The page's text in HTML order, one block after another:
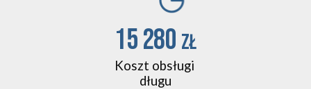
15 280 zł
Koszt obsługi
długu